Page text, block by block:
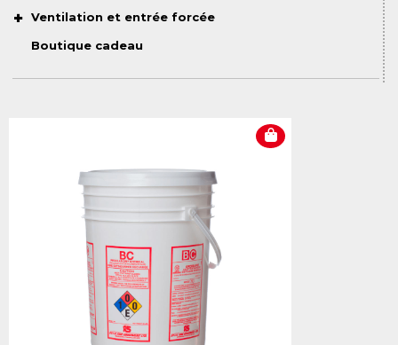
Ventilation et entrée forcée
Boutique cadeau